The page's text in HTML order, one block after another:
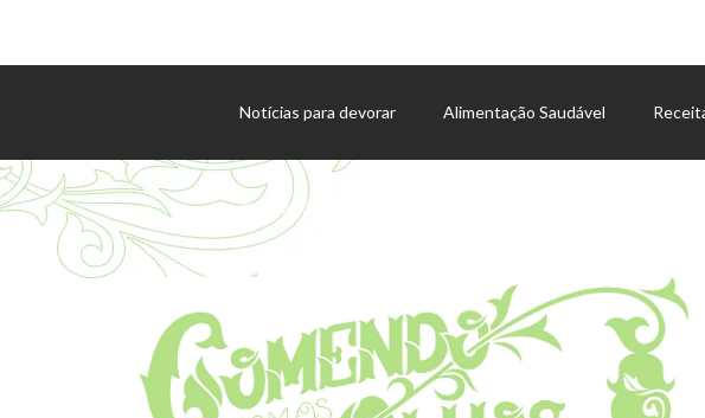
Notícias para devorar Alimentação Saudável
Agenda de eventos